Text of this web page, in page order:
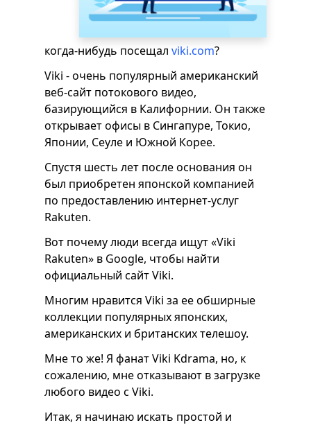
когда-нибудь посещал viki.com?
Viki - очень популярный американский
веб-сайт потокового видео,
базирующийся в Калифорнии. Он также
открывает офисы в Сингапуре, Токио,
Японии, Сеуле и Южной Корее.
Спустя шесть лет после основания он
был приобретен японской компанией
по предоставлению интернет-услуг
Rakuten.
Вот почему люди всегда ищут «Viki
Rakuten» в Google, чтобы найти
официальный сайт Viki.
Многим нравится Viki за ее обширные
коллекции популярных японских,
американских и британских телешоу.
Мне то же! Я фанат Viki Kdrama, но, к
сожалению, мне отказывают в загрузке
любого видео с Viki.
Итак, я начинаю искать простой и